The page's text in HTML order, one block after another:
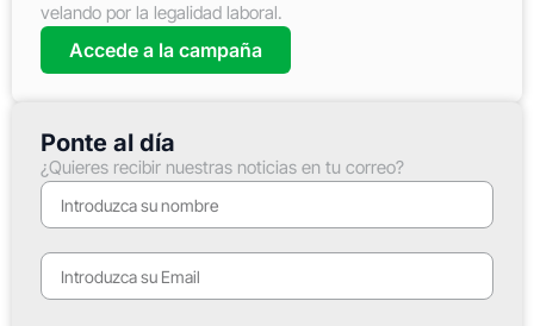
velando por la legalidad laboral.
Accede a la campaña
Ponte al día
¿Quieres recibir nuestras noticias en tu correo?